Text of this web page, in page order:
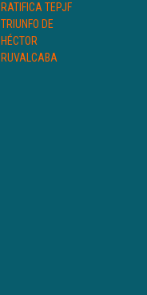
RATIFICA TEPJF
TRIUNFO DE
HÉCTOR
RUVALCABA